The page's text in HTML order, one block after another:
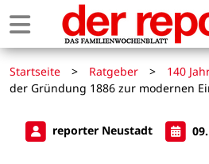
Startseite > Ratgeber > 140
der Gründung 1886 zur modernen
reporter Neustadt